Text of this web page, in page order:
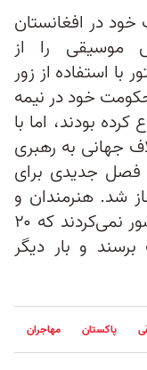
در افغانستان
موسیقی را از
با استفاده از زور
خود در نیمه
کرده بودند، اما با
جهانی به رهبری
متحده آمریکا در سال ۲۰۰۱، فصل جدیدی برای
شد. هنرمندان و
دوستداران موسیقی در آن زمان تصور نمی‌کردند که ۲۰
و بار دیگر
پاکستان مهاجران